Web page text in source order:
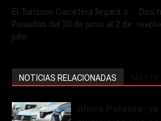
El Turismo Carretera llegará a
Posadas del 30 de junio al 2 de
julio
Dos
NOTICIAS RELACIONADAS